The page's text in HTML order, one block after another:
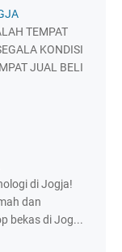
TEMPAT
KONDISI
JUAL BELI
di Jogja!
dan
bekas di Jog...